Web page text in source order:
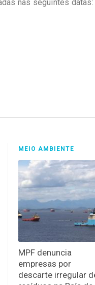
nas seguintes datas:
MEIO AMBIENTE
MPF denuncia
empresas por
descarte irregular